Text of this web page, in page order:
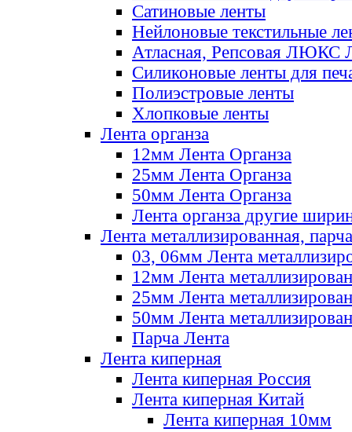
Сатиновые ленты
Нейлоновые текстильные
Атласная, Репсовая ЛЮКС
Силиконовые ленты для
Полиэстровые ленты
Хлопковые ленты
Лента органза
12мм Лента Органза
25мм Лента Органза
50мм Лента Органза
Лента органза другие
Лента металлизированная, парча
03, 06мм Лента
12мм Лента
25мм Лента
50мм Лента
Парча Лента
Лента киперная
Лента киперная Россия
Лента киперная Китай
Лента киперная 10мм